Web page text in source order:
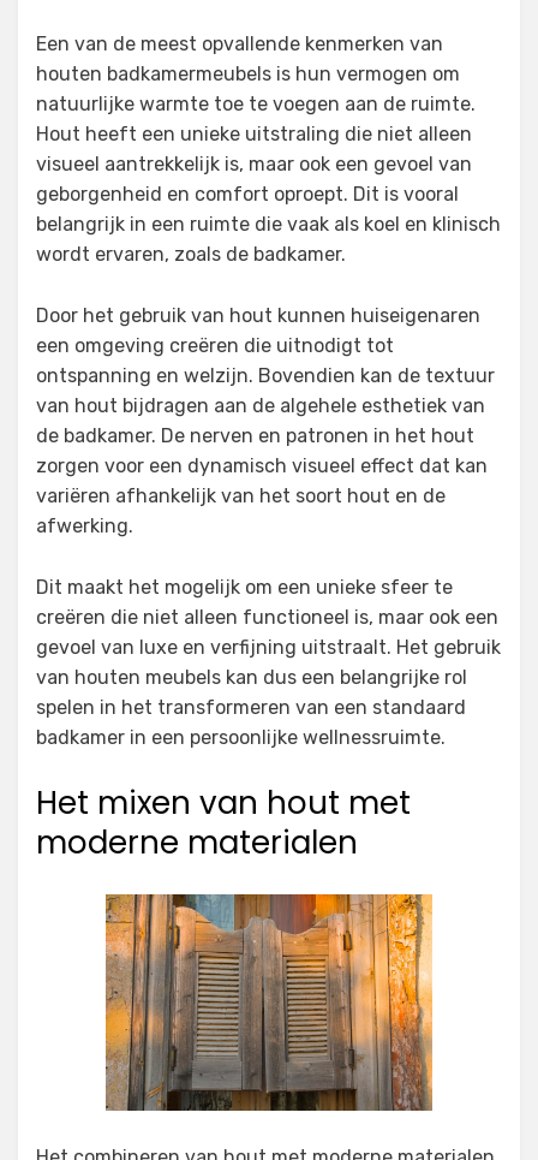
Een van de meest opvallende kenmerken van
houten badkamermeubels is hun vermogen om
natuurlijke warmte toe te voegen aan de ruimte.
Hout heeft een unieke uitstraling die niet alleen
visueel aantrekkelijk is, maar ook een gevoel van
geborgenheid en comfort oproept. Dit is vooral
belangrijk in een ruimte die vaak als koel en klinisch
wordt ervaren, zoals de badkamer.
Door het gebruik van hout kunnen huiseigenaren
een omgeving creëren die uitnodigt tot
ontspanning en welzijn. Bovendien kan de textuur
van hout bijdragen aan de algehele esthetiek van
de badkamer. De nerven en patronen in het hout
zorgen voor een dynamisch visueel effect dat kan
variëren afhankelijk van het soort hout en de
afwerking.
Dit maakt het mogelijk om een unieke sfeer te
creëren die niet alleen functioneel is, maar ook een
gevoel van luxe en verfijning uitstraalt. Het gebruik
van houten meubels kan dus een belangrijke rol
spelen in het transformeren van een standaard
badkamer in een persoonlijke wellnessruimte.
Het mixen van hout met
moderne materialen